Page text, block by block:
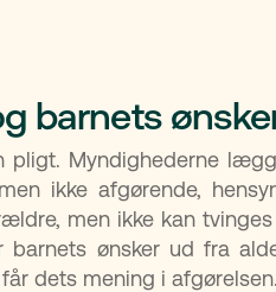
barnets
pligt. Myndighederne
ikke afgørende,
men ikke kan
barnets ønsker ud fra
dets mening i afgørelsen.